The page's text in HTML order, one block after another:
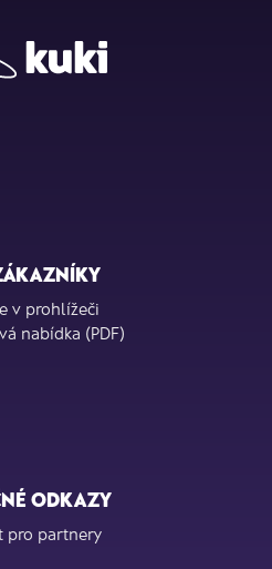
v prohlížeči
nabídka (PDF)
ODKAZY
pro partnery